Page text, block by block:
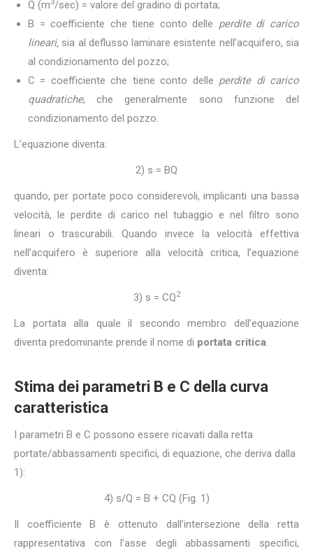
Q (m3/sec) = valore del gradino di portata;
B = coefficiente che tiene conto delle perdite di carico
lineari, sia al deflusso laminare esistente nell’acquifero, sia
al condizionamento del pozzo;
C = coefficiente che tiene conto delle perdite di carico
quadratiche, che generalmente sono funzione del
condizionamento del pozzo.
L’equazione diventa:
2) s = BQ
quando, per portate poco considerevoli, implicanti una bassa
velocità, le perdite di carico nel tubaggio e nel filtro sono
lineari o trascurabili. Quando invece la velocità effettiva
nell’acquifero è superiore alla velocità critica, l’equazione
diventa:
3) s = CQ2
La portata alla quale il secondo membro dell’equazione
diventa predominante prende il nome di portata critica.
Stima dei parametri B e C della curva
caratteristica
I parametri B e C possono essere ricavati dalla retta
portate/abbassamenti specifici, di equazione, che deriva dalla
1):
4) s/Q = B + CQ (Fig. 1)
Il coefficiente B è ottenuto dall’intersezione della retta
rappresentativa con l’asse degli abbassamenti specifici,